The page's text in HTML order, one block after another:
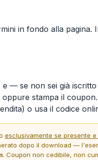
in fondo alla pagina.
e — se non sei già
oppure stampa il coupon.
o usa il codice
esclusivamente se presente
dopo il download —
. Coupon non cedibile, non